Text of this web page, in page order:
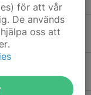
för att vår
De används
oss att